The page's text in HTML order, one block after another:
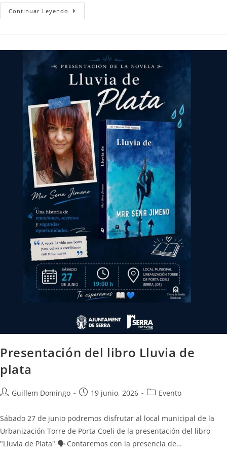
Continuar Leyendo
Presentación del libro Lluvia de
plata
Guillem Domingo 19 junio, 2026 Evento
Sábado 27 de junio podremos disfrutar al local municipal de la
Urbanización Torre de Porta Coeli de la presentación del libro
"Lluvia de Plata" 🗣️ Contaremos con la presencia de…